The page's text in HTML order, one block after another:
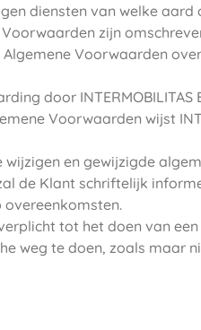
diensten van welke
zijn
Voorwaarden
door INTERMOBILITAS
Voorwaarden wijst
wijzigen en gewijzigde
de Klant schriftelijk
tot het doen van
weg te doen, zoals maar